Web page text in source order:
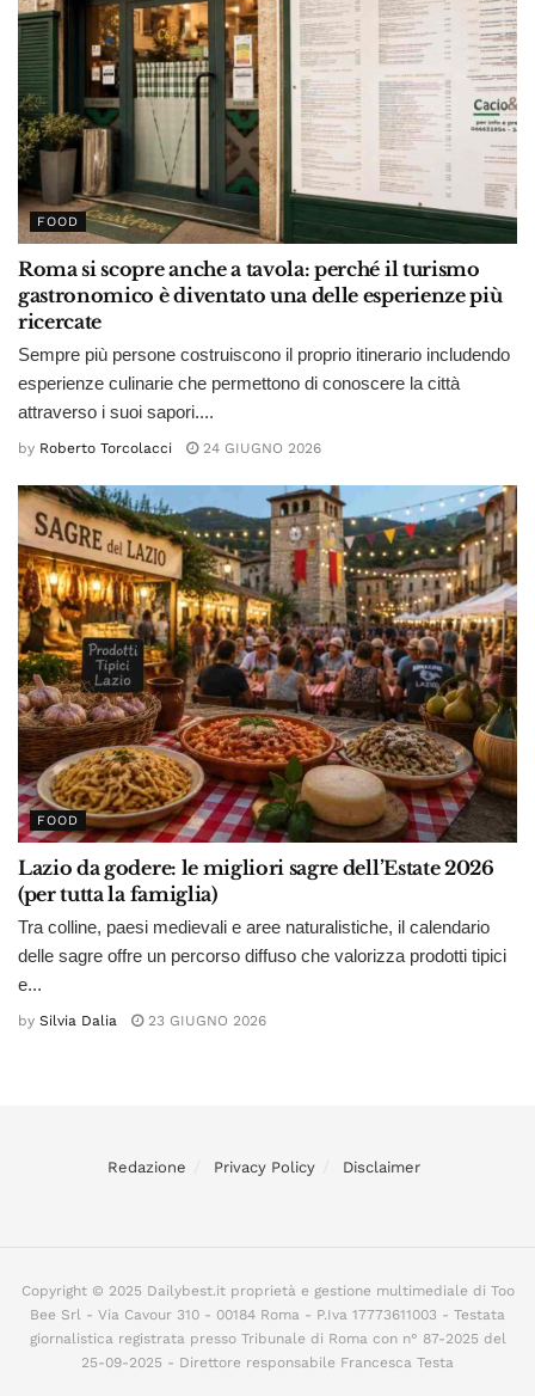
FOOD
Roma si scopre anche a tavola: perché il turismo
gastronomico è diventato una delle esperienze più
ricercate
Sempre più persone costruiscono il proprio itinerario includendo
esperienze culinarie che permettono di conoscere la città
attraverso i suoi sapori....
by Roberto Torcolacci 24 GIUGNO 2026
FOOD
Lazio da godere: le migliori sagre dell’Estate 2026
(per tutta la famiglia)
Tra colline, paesi medievali e aree naturalistiche, il calendario
delle sagre offre un percorso diffuso che valorizza prodotti tipici
e...
by Silvia Dalia 23 GIUGNO 2026
Redazione Privacy Policy Disclaimer
Copyright © 2025 Dailybest.it proprietà e gestione multimediale di Too
Bee Srl - Via Cavour 310 - 00184 Roma - P.Iva 17773611003 - Testata
giornalistica registrata presso Tribunale di Roma con n° 87-2025 del
25-09-2025 - Direttore responsabile Francesca Testa